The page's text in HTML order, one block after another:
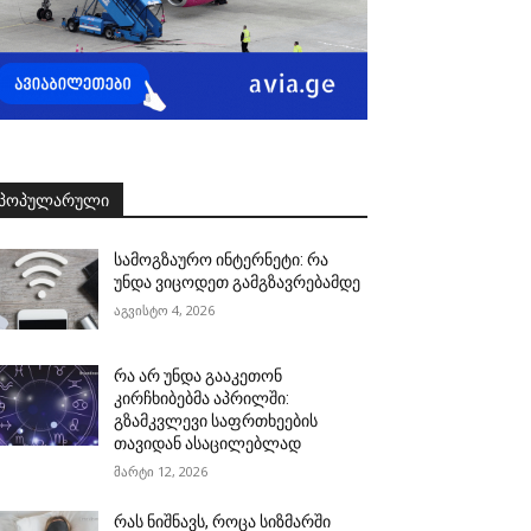
სამოგზაურო ინტერნეტი: რა
უნდა ვიცოდეთ გამგზავრებამდე
აგვისტო 4, 2026
რა არ უნდა გააკეთონ
კირჩხიბებმა აპრილში:
გზამკვლევი საფრთხეების
თავიდან ასაცილებლად
მარტი 12, 2026
რას ნიშნავს, როცა სიზმარში